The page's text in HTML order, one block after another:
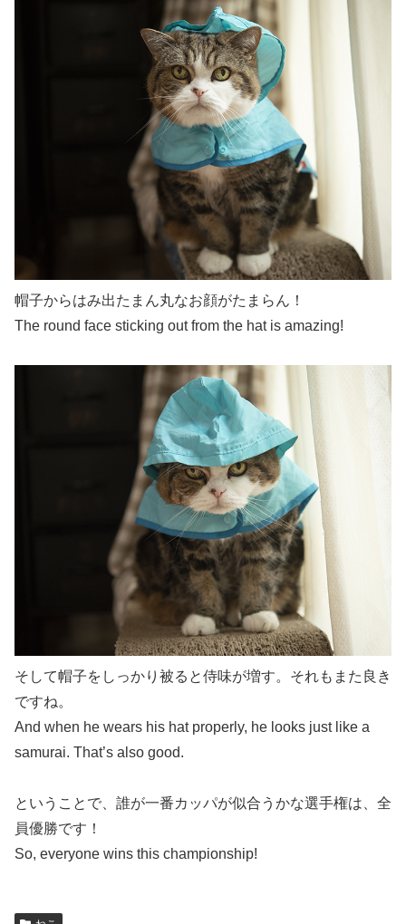
帽子からはみ出たまん丸なお顔がたまらん！
The round face sticking out from the hat is amazing!
そして帽子をしっかり被ると侍味が増す。それもまた良き
ですね。
And when he wears his hat properly, he looks just like a
samurai. That’s also good.
ということで、誰が一番カッパが似合うかな選手権は、全
員優勝です！
So, everyone wins this championship!